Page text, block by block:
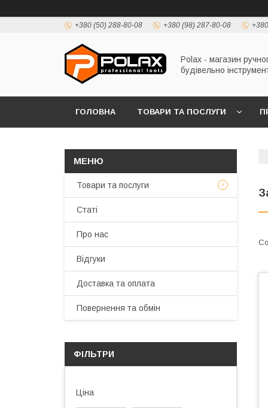
+380 (50) 288-80-08 +380 (98) 287-80-08
Polax - магазин
будівельно
ГОЛОВНА ТОВАРИ ТА ПОСЛУГИ
Товари та послуги
Статі
Про нас
Відгуки
Доставка та оплата
Повернення та обмін
ФІЛЬТРИ
Ціна